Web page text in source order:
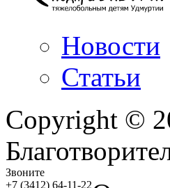
Новости
Статьи
Copyright ©
Звоните
+7 (3412) 64-11-22